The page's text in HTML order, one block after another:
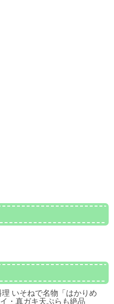
理 いそねで名物「はかりめ
・真ガキ天ぷらも絶品